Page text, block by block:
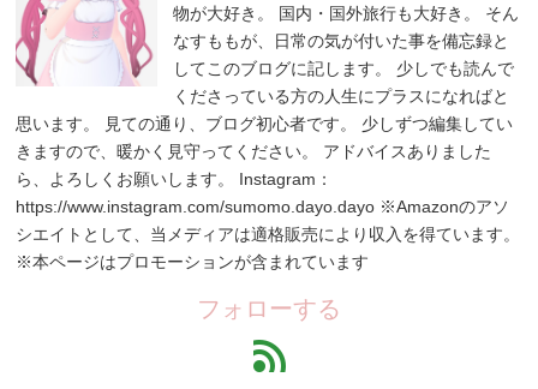
物が大好き。 国内・国外旅行も大好き。 そん
なすももが、日常の気が付いた事を備忘録と
してこのブログに記します。 少しでも読んで
くださっている方の人生にプラスになればと
思います。 見ての通り、ブログ初心者です。 少しずつ編集してい
きますので、暖かく見守ってください。 アドバイスありました
ら、よろしくお願いします。 Instagram：
https://www.instagram.com/sumomo.dayo.dayo ※Amazonのアソ
シエイトとして、当メディアは適格販売により収入を得ています。
※本ページはプロモーションが含まれています
フォローする
feed